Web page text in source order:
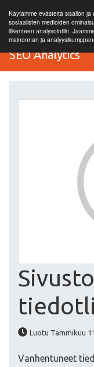
Käytämme evästeitä sisällön ja
sosiaalisten medioiden
liikenteen analysointiin.
mainonnan ja
SEO Analytics
Luotu Tammikuu
Vanhentuneet